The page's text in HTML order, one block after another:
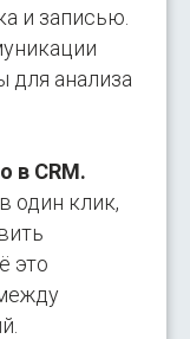
и записью.
для анализа
в CRM.
один клик,
это